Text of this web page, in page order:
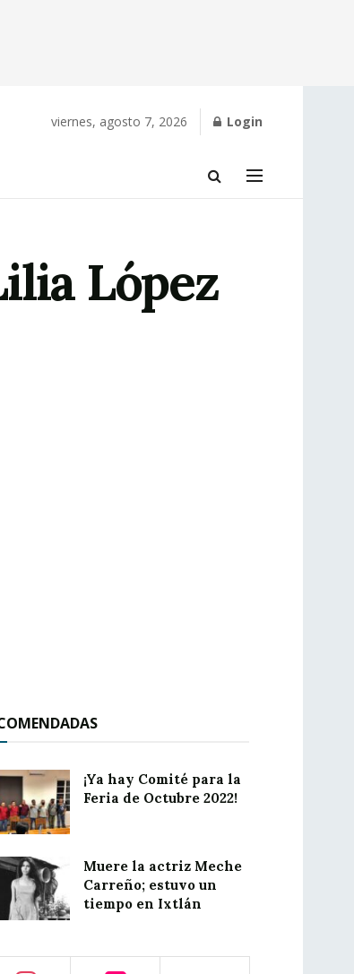
viernes, agosto 7, 2026 Login
López
¡Ya hay Comité para la
Feria de Octubre 2022!
Muere la actriz Meche
Carreño; estuvo un
tiempo en Ixtlán